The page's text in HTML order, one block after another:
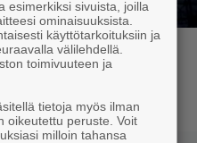
Forgelta
myös
esimerkiksi sivuista, joilla
ominaisuuksista.
käyttötarkoituksiin ja
välilehdellä.
toimivuuteen ja
tietoja myös ilman
oikeutettu peruste. Voit
milloin tahansa